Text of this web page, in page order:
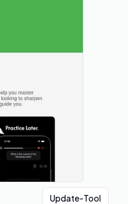
Update-Tool